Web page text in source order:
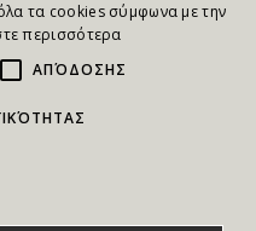
τα cookies σύμφωνα με την
περισσότερα
ΑΠΌΔΟΣΗΣ